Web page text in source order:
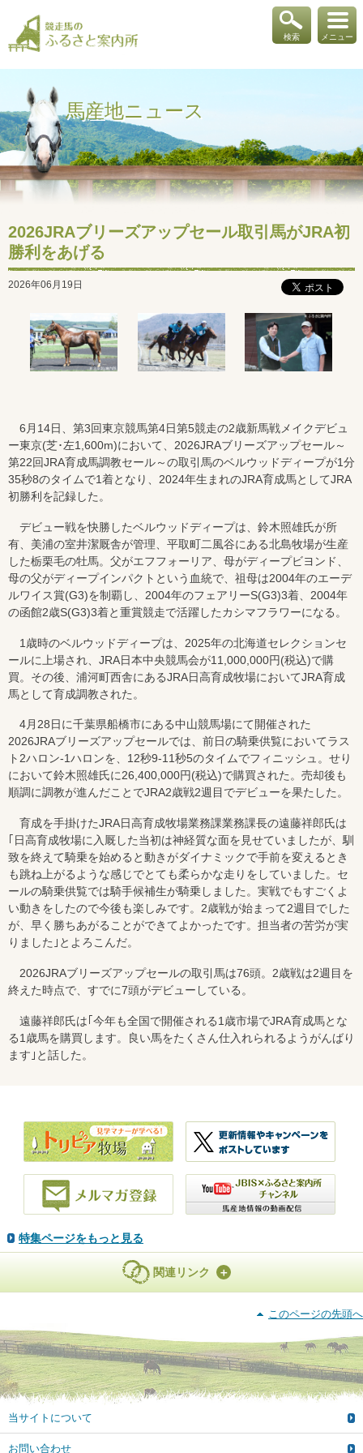
メニュー
検索
馬産地ニュース
2026JRAブリーズアップセール取引馬がJRA初
勝利をあげる
2026年06月19日
6月14日、第3回東京競馬第4日第5競走の2歳新馬戦メイクデビュ
ー東京(芝･左1,600m)において、2026JRAブリーズアップセール～
第22回JRA育成馬調教セール～の取引馬のベルウッドディープが1分
35秒8のタイムで1着となり、2024年生まれのJRA育成馬としてJRA
初勝利を記録した。
デビュー戦を快勝したベルウッドディープは、鈴木照雄氏が所
有、美浦の室井潔厩舎が管理、平取町二風谷にある北島牧場が生産
した栃栗毛の牡馬。父がエフフォーリア、母がディープビヨンド、
母の父がディープインパクトという血統で、祖母は2004年のエーデ
ルワイス賞(G3)を制覇し、2004年のフェアリーS(G3)3着、2004年
の函館2歳S(G3)3着と重賞競走で活躍したカシマフラワーになる。
1歳時のベルウッドディープは、2025年の北海道セレクションセ
ールに上場され、JRA日本中央競馬会が11,000,000円(税込)で購
買。その後、浦河町西舎にあるJRA日高育成牧場においてJRA育成
馬として育成調教された。
4月28日に千葉県船橋市にある中山競馬場にて開催された
2026JRAブリーズアップセールでは、前日の騎乗供覧においてラス
ト2ハロン-1ハロンを、12秒9-11秒5のタイムでフィニッシュ。せり
において鈴木照雄氏に26,400,000円(税込)で購買された。売却後も
順調に調教が進んだことでJRA2歳戦2週目でデビューを果たした。
育成を手掛けたJRA日高育成牧場業務課業務課長の遠藤祥郎氏は
｢日高育成牧場に入厩した当初は神経質な面を見せていましたが、馴
致を終えて騎乗を始めると動きがダイナミックで手前を変えるとき
も跳ね上がるような感じでとても柔らかな走りをしていました。セ
ールの騎乗供覧では騎手候補生が騎乗しました。実戦でもすごくよ
い動きをしたので今後も楽しみです。2歳戦が始まって2週目でした
が、早く勝ちあがることができてよかったです。担当者の苦労が実
りました｣とよろこんだ。
2026JRAブリーズアップセールの取引馬は76頭。2歳戦は2週目を
終えた時点で、すでに7頭がデビューしている。
遠藤祥郎氏は｢今年も全国で開催される1歳市場でJRA育成馬とな
る1歳馬を購買します。良い馬をたくさん仕入れられるようがんばり
ます｣と話した。
特集ページをもっと見る
関連リンク
このページの先頭へ
当サイトについて
お問い合わせ